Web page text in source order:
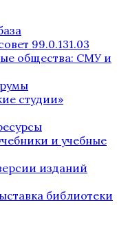
99.0.131.03
общества: СМУ и
студии»
и учебные
изданий
библиотеки